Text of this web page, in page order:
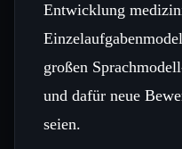
Entwicklung
großen
und dafür neue
seien.